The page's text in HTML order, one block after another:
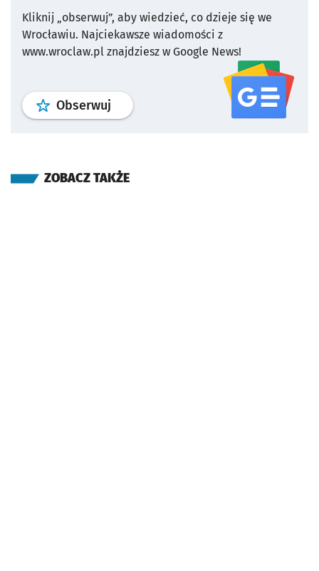
Kliknij „obserwuj”, aby wiedzieć, co dzieje się we
Wrocławiu. Najciekawsze wiadomości z
www.wroclaw.pl znajdziesz w Google News!
Obserwuj profil serwisu
ZOBACZ TAKŻE